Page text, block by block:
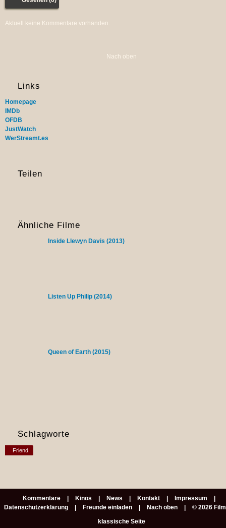
Aktuell keine Kommentare vorhanden.
Nach oben
Links
Homepage
IMDb
OFDB
JustWatch
WerStreamt.es
Teilen
Ähnliche Filme
Inside Llewyn Davis (2013)
Listen Up Philip (2014)
Queen of Earth (2015)
Schlagworte
Friend
Kommentare Kinos News Kontakt
Impressum
Datenschutzerklärung
Freunde einladen Nach oben
© 2026
klassische Seite